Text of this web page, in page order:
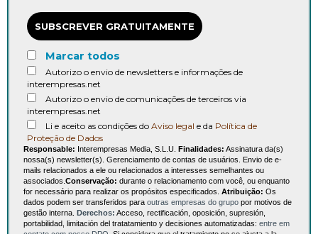
SUBSCREVER GRATUITAMENTE
Marcar todos
Autorizo o envio de newsletters e informações de
interempresas.net
Autorizo o envio de comunicações de terceiros via
interempresas.net
Li e aceito as condições do Aviso legal e da Política de
Proteção de Dados
Responsable: Interempresas Media, S.L.U. Finalidades: Assinatura da(s)
nossa(s) newsletter(s). Gerenciamento de contas de usuários. Envio de e-
mails relacionados a ele ou relacionados a interesses semelhantes ou
associados. Conservação: durante o relacionamento com você, ou enquanto
for necessário para realizar os propósitos especificados. Atribuição: Os
dados podem ser transferidos para outras empresas do grupo por motivos de
gestão interna.
Derechos: Acceso, rectificación, oposición, supresión,
portabilidad, limitación del tratatamiento y decisiones automatizadas: entre em